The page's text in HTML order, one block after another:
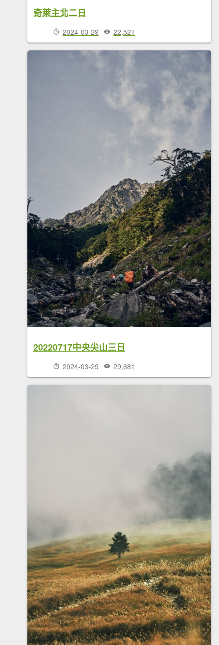
奇萊主北二日
2024-03-29 22,521
20220717中央尖山三日
2024-03-29 29,681